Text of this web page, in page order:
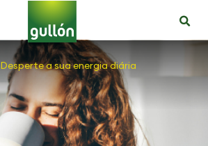
Desperte a sua energia diária